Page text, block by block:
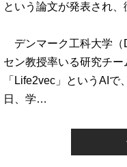
という論文が発表され、
デンマーク工科大学（
セン教授率いる研究チ
「Life2vec」というAI
日、学…